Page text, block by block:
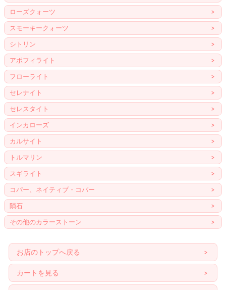
ローズクォーツ
スモーキークォーツ
シトリン
アポフィライト
フローライト
セレナイト
セレスタイト
インカローズ
カルサイト
トルマリン
スギライト
コパー、ネイティブ・コパー
隕石
その他のカラーストーン
お店のトップへ戻る
カートを見る